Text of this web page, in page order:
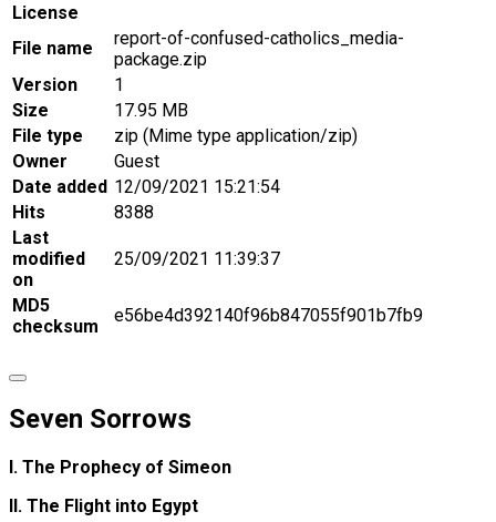
License
File name
report-of-confused-catholics_media-
package.zip
Version
1
Size
17.95 MB
File type
zip (Mime type application/zip)
Owner
Guest
Date added 12/09/2021 15:21:54
Hits
8388
Last
modified
on
25/09/2021 11:39:37
MD5
checksum
e56be4d392140f96b847055f901b7fb9
Seven Sorrows
I. The Prophecy of Simeon
II. The Flight into Egypt